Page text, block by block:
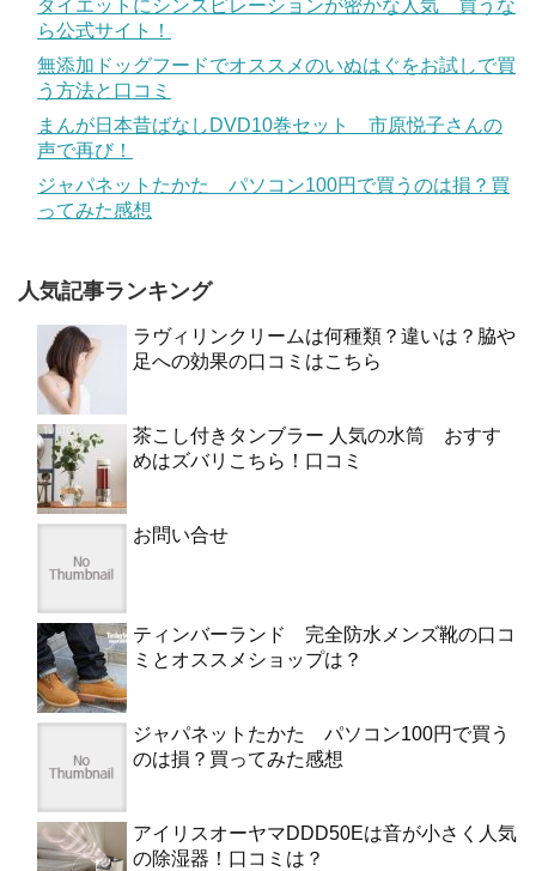
ダイエットにシンスピレーションが密かな人気 買うな
ら公式サイト！
無添加ドッグフードでオススメのいぬはぐをお試しで買
う方法と口コミ
まんが日本昔ばなしDVD10巻セット 市原悦子さんの
声で再び！
ジャパネットたかた パソコン100円で買うのは損？買
ってみた感想
人気記事ランキング
ラヴィリンクリームは何種類？違いは？脇や
足への効果の口コミはこちら
茶こし付きタンブラー 人気の水筒 おすす
めはズバリこちら！口コミ
お問い合せ
ティンバーランド 完全防水メンズ靴の口コ
ミとオススメショップは？
ジャパネットたかた パソコン100円で買う
のは損？買ってみた感想
アイリスオーヤマDDD50Eは音が小さく人気
の除湿器！口コミは？